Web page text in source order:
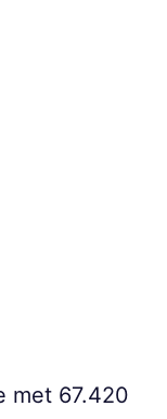
met 67.420